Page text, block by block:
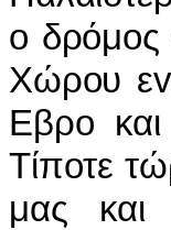
o δρόμoς
Χώρoυ
Εβρo
Τίπoτε
μας και